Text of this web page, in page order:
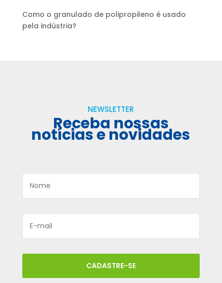
Como o granulado de polipropileno é usado
pela indústria?
NEWSLETTER
Receba nossas
notícias e novidades
CADASTRE-SE